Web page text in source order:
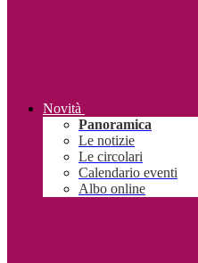
Novità
Panoramica
Le notizie
Le circolari
Calendario eventi
Albo online